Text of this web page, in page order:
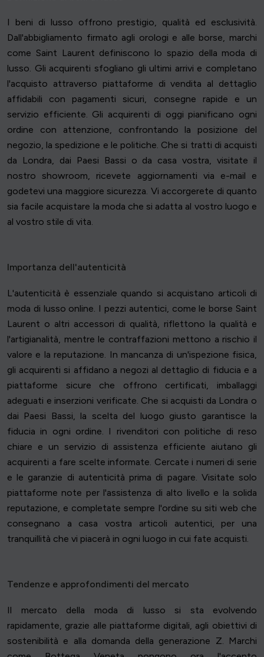
I beni di lusso offrono prestigio, qualità ed esclusività.
Dall'abbigliamento firmato agli orologi e alle borse, marchi
come Saint Laurent definiscono lo spazio della moda di
lusso. Gli acquirenti sfogliano gli ultimi arrivi e completano
l'acquisto attraverso piattaforme di vendita al dettaglio
affidabili con pagamenti sicuri, consegne rapide e un
servizio efficiente. Gli acquirenti di oggi pianificano ogni
ordine con attenzione, confrontando la posizione del
negozio, la spedizione e le politiche. Che si tratti di acquisti
da Londra, dai Paesi Bassi o da casa vostra, visitate il
nostro showroom, ricevete aggiornamenti via e-mail e
godetevi una maggiore sicurezza. Vi accorgerete di quanto
sia facile acquistare la moda che si adatta al vostro luogo e
al vostro stile di vita.
Importanza dell'autenticità
L'autenticità è essenziale quando si acquistano articoli di
moda di lusso online. I pezzi autentici, come le borse Saint
Laurent o altri accessori di qualità, riflettono la qualità e
l'artigianalità, mentre le contraffazioni mettono a rischio il
valore e la reputazione. In mancanza di un'ispezione fisica,
gli acquirenti si affidano a negozi al dettaglio di fiducia e a
piattaforme sicure che offrono certificati, imballaggi
adeguati e inserzioni verificate. Che si acquisti da Londra o
dai Paesi Bassi, la scelta del luogo giusto garantisce la
fiducia in ogni ordine. I rivenditori con politiche di reso
chiare e un servizio di assistenza efficiente aiutano gli
acquirenti a fare scelte informate. Cercate i numeri di serie
e le garanzie di autenticità prima di pagare. Visitate solo
piattaforme note per l'assistenza di alto livello e la solida
reputazione, e completate sempre l'ordine su siti web che
consegnano a casa vostra articoli autentici, per una
tranquillità che vi piacerà in ogni luogo in cui fate acquisti.
Tendenze e approfondimenti del mercato
Il mercato della moda di lusso si sta evolvendo
rapidamente, grazie alle piattaforme digitali, agli obiettivi di
sostenibilità e alla domanda della generazione Z. Marchi